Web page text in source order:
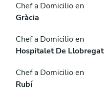
Chef a Domicilio en
Gràcia
Chef a Domicilio en
Hospitalet De Llobregat
Chef a Domicilio en
Rubí